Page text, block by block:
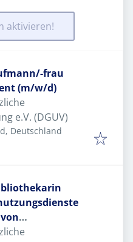
aktivieren!
frau
(m/w/d)
e.V. (DGUV)
Deutschland